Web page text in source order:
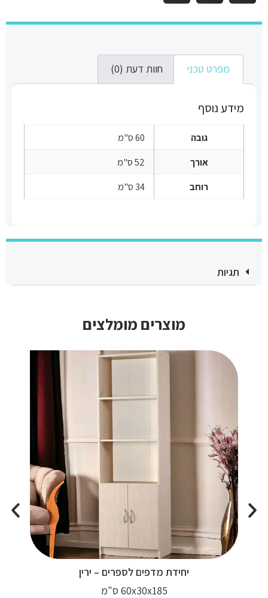
מפרט טכני חוות דעת (0)
מידע נוסף
גובה
60 ס"מ
אורך
52 ס"מ
רוחב
34 ס"מ
תגיות
מוצרים מומלצים
יחידת מדפים לספרים – ירין
60x30x185 ס"מ